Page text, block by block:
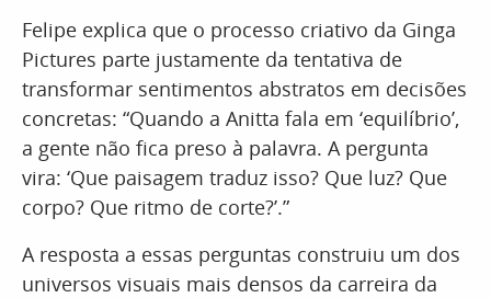
Felipe explica que o processo criativo da Ginga
Pictures parte justamente da tentativa de
transformar sentimentos abstratos em decisões
concretas: “Quando a Anitta fala em ‘equilíbrio’,
a gente não fica preso à palavra. A pergunta
vira: ‘Que paisagem traduz isso? Que luz? Que
corpo? Que ritmo de corte?’.”
A resposta a essas perguntas construiu um dos
universos visuais mais densos da carreira da